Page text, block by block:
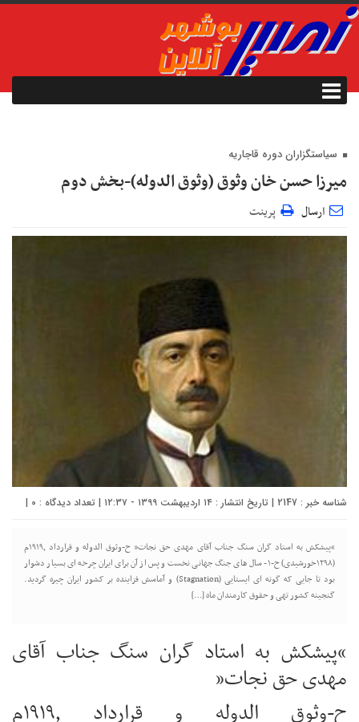
سیاستگزاران دوره قاجاریه
میرزا حسن خان وثوق (وثوق الدوله)-بخش دوم
ارسال پرینت
شناسه خبر : 2147 | تاریخ انتشار : ۱۴ اردیبهشت ۱۳۹۹ - ۱۲:۳۷ | تعداد دیدگاه : 0
|
“پیشکش به استاد گران سنگ جناب آقای مهدی حق نجات” ح-وثوق الدوله و قرارداد ۱۹۱۹٫م
(۱۲۹۸خورشیدی) ح-۱- سال های جنگ جهانی نخست و پس از آن برای ایران چرخه ای بسیار دشوار
بود تا جایی که گونه ای ایستایی (Stagnation) و آماسش فزاینده بر کشور ایران چیره گردید.
گنجینه کشور تهی و حقوق کارمندان ماه […]
“پیشکش به استاد گران سنگ جناب آقای
مهدی حق نجات”
ح-وثوق الدوله و قرارداد ۱۹۱۹٫م